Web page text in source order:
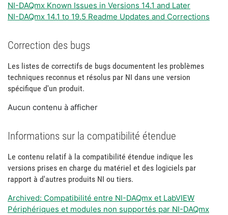
NI-DAQmx Known Issues in Versions 14.1 and Later
NI-DAQmx 14.1 to 19.5 Readme Updates and Corrections
Correction des bugs
Les listes de correctifs de bugs documentent les problèmes
techniques reconnus et résolus par NI dans une version
spécifique d'un produit.
Aucun contenu à afficher
Informations sur la compatibilité étendue
Le contenu relatif à la compatibilité étendue indique les
versions prises en charge du matériel et des logiciels par
rapport à d'autres produits NI ou tiers.
Archived: Compatibilité entre NI-DAQmx et LabVIEW
Périphériques et modules non supportés par NI-DAQmx